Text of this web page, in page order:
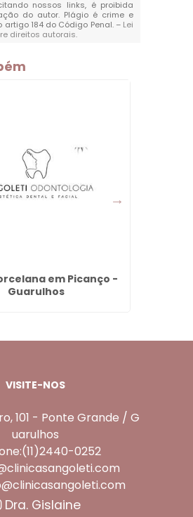
nossos links, é proibida
do autor. Plágio é crime e
artigo 184 do Código Penal. – Lei
direitos autorais.
em Picanço -
Guarulhos
VISITE-NOS
101 - Ponte Grande / G
uarulhos
0252
Dra. Gislaine